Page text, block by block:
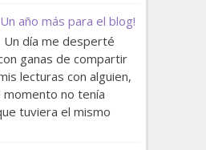
año más para el blog!
Un día me desperté
ganas de compartir
lecturas con alguien,
momento no tenía
tuviera el mismo